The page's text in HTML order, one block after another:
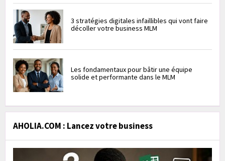
3 stratégies digitales infaillibles qui vont faire
décoller votre business MLM
Les fondamentaux pour bâtir une équipe
solide et performante dans le MLM
AHOLIA.COM : Lancez votre business